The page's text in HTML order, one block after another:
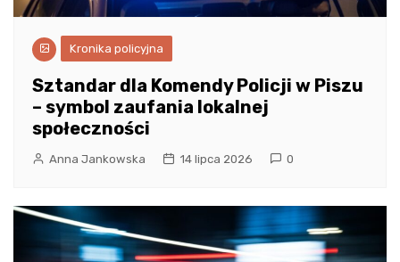
Kronika policyjna
Sztandar dla Komendy Policji w Piszu
– symbol zaufania lokalnej
społeczności
Anna Jankowska 14 lipca 2026 0